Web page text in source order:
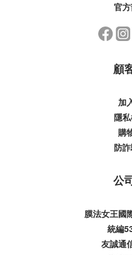
官
顧
加
隱
購
防
公
膜法女王國
統編
友誠通